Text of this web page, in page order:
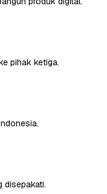
pihak ketiga.
disepakati.